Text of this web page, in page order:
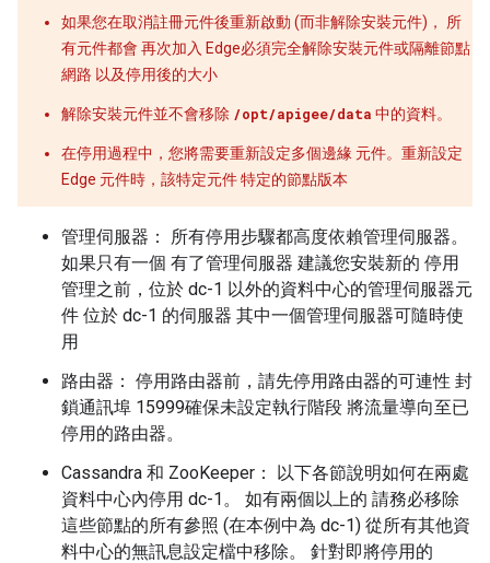
如果您在取消註冊元件後重新啟動 (而非解除安裝元件)， 所
有元件都會 再次加入 Edge必須完全解除安裝元件或隔離節點
網路 以及停用後的大小
解除安裝元件並不會移除 /opt/apigee/data 中的資料。
在停用過程中，您將需要重新設定多個邊緣 元件。重新設定
Edge 元件時，該特定元件 特定的節點版本
管理伺服器： 所有停用步驟都高度依賴管理伺服器。
如果只有一個 有了管理伺服器 建議您安裝新的 停用
管理之前，位於 dc-1 以外的資料中心的管理伺服器元
件 位於 dc-1 的伺服器 其中一個管理伺服器可隨時使
用
路由器： 停用路由器前，請先停用路由器的可連性 封
鎖通訊埠 15999確保未設定執行階段 將流量導向至已
停用的路由器。
Cassandra 和 ZooKeeper： 以下各節說明如何在兩處
資料中心內停用 dc-1。 如有兩個以上的 請務必移除
這些節點的所有參照 (在本例中為 dc-1) 從所有其他資
料中心的無訊息設定檔中移除。 針對即將停用的